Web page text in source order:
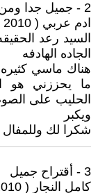
2 - جميل جدا ومن احسن ما قرات لك
ادم عربي ( 2010 / 7 / 14 - 17:06 )
السيد رعد
الجاده الهادفه
هناك ماسي
ما يحززني هو
الحليب على
ويكبر
شكرا لك وللمفال
3 - أقتراح جميل
كامل النجار ( 2010 / 7 / 14 - 17:24 )